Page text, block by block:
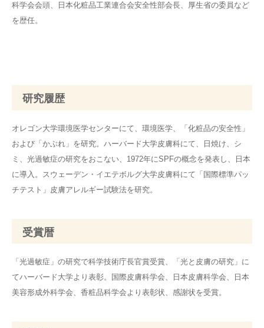
科学会会頭、日本化粧品工業連合会安全性部会長、厚生省の委員など
を歴任。
研究履歴
オレゴン大学環境医学センターにて、環境医学、「化粧品の安全性」
および「かぶれ」を研究。ハーバード大学皮膚科にて、日焼け、シ
ミ、光過敏症の研究をおこない、1972年にSPFの概念を発表し、日本
に導入。スウェーデン・イエテボルグ大学皮膚科にて「国際標準パッ
チテスト」皮膚アレルギー試験法を研究。
受賞暦
「光過敏症」の研究で科学技術庁長官賞受賞、「光と皮膚の研究」に
てハーバード大学より表彰。国際皮膚科学会、日本皮膚科学会、日本
美容形成外科学会、香粧品科学会より表彰状、感謝状を受賞。